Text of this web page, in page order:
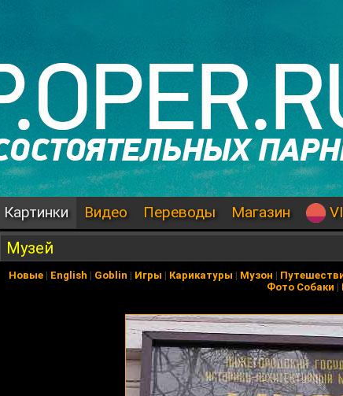
Картинки Видео Переводы Магазин
Музей
Новые| English | Goblin | Игры | Карикатуры | Музон |
Фото Собаки |